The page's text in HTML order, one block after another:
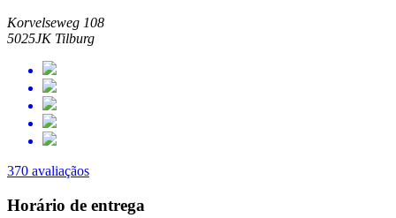
Korvelseweg 108
5025JK Tilburg
370 avaliaçãos
Horário de entrega